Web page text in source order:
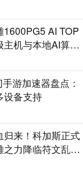
1600PG5 AI TOP
主机与本地AI算力
游加速器盘点：
设备支持
归来！科加斯正式
之力降临符文乱